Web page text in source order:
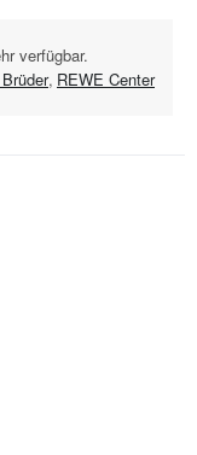
verfügbar.
, REWE Center